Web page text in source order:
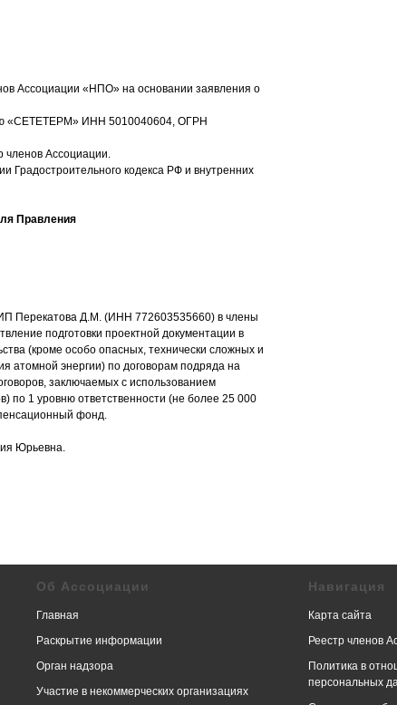
Ассоциации «НПО» на основании заявления о
«СЕТЕТЕРМ» ИНН 5010040604, ОГРН
членов Ассоциации.
Градостроительного кодекса РФ и внутренних
Правления
Перекатова Д.М. (ИНН 772603535660) в члены
подготовки проектной документации в
(кроме особо опасных, технически сложных и
атомной энергии) по договорам подряда на
заключаемых с использованием
по 1 уровню ответственности (не более 25 000
фонд.
Юрьевна.
Об Ассоциации
Главная
Раскрытие информации
Орган надзора
Участие в некоммерческих организациях
Навигация
Карта сайта
Реестр членов
Политика в
персональных